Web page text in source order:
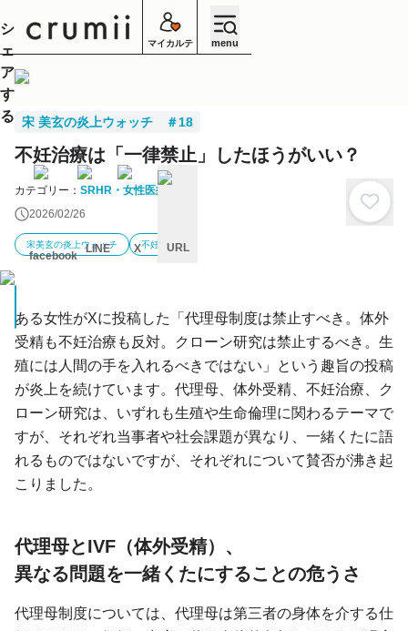
マイカルテ menu
宋 美玄の炎上ウォッチ ＃18
不妊治療は「一律禁止」したほうがいい？
カテゴリー： SRHR・女性医療
2026/02/26
宋美玄の炎上ウォッチ 不妊治療
ある女性がXに投稿した「代理母制度は禁止すべき。体外
受精も不妊治療も反対。クローン研究は禁止するべき。生
殖には人間の手を入れるべきではない」という趣旨の投稿
が炎上を続けています。代理母、体外受精、不妊治療、ク
ローン研究は、いずれも生殖や生命倫理に関わるテーマで
すが、それぞれ当事者や社会課題が異なり、一緒くたに語
れるものではないですが、それぞれについて賛否が沸き起
こりました。
代理母とIVF（体外受精）、
異なる問題を一緒くたにすることの危うさ
代理母制度については、代理母は第三者の身体を介する仕
シ
ェ
ア
す
る
facebook
LINE X URL
キ
セ
ル